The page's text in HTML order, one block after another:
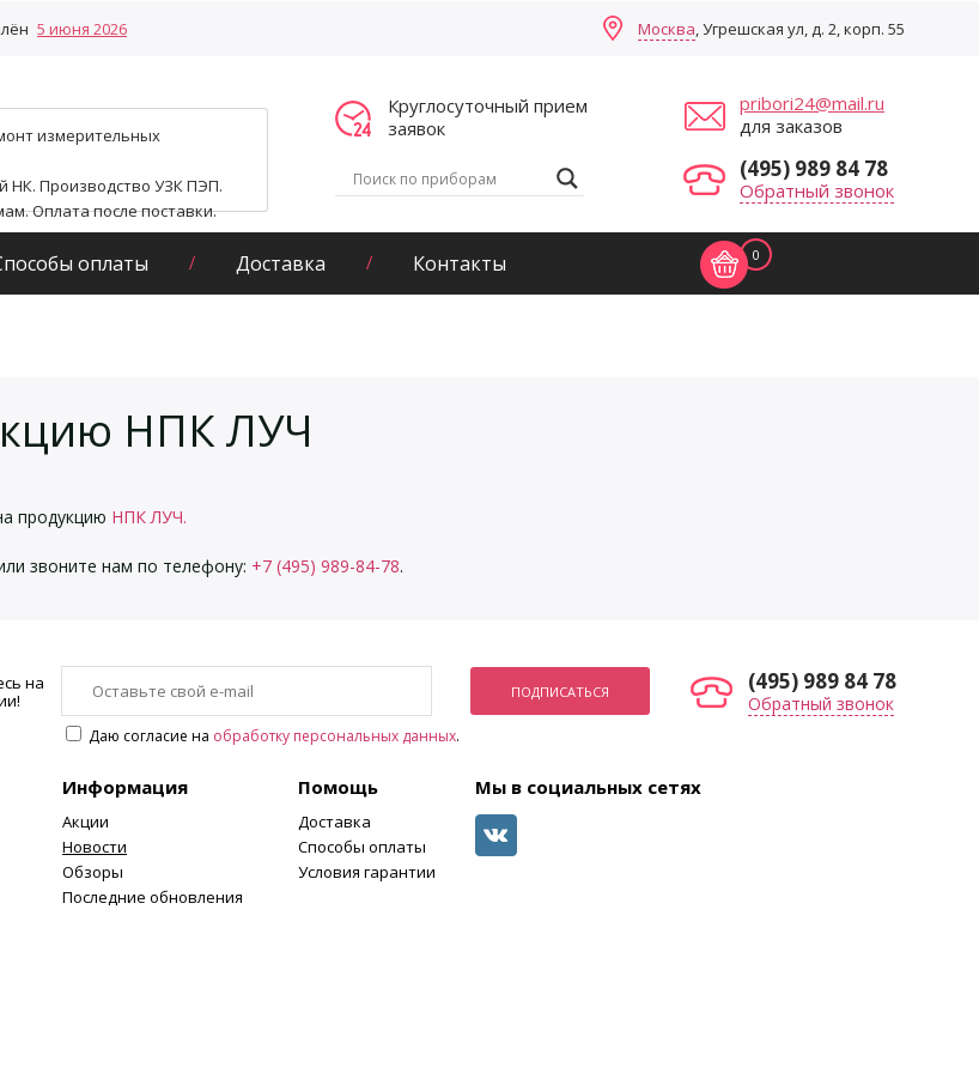
5 июня 2026 Москва, Угрешская ул, д. 2, корп. 55
измерительных
НК. Производство УЗК ПЭП.
Оплата после поставки.
Круглосуточный прием
заявок
pribori24@mail.ru
для заказов
(495) 989 84 78
Обратный звонок
оплаты Доставка Контакты 0
НПК ЛУЧ
продукцию НПК ЛУЧ.
звоните нам по телефону: +7 (495) 989-84-78.
на
Даю согласие на обработку персональных данных.
(495) 989 84 78
Обратный звонок
Информация
Акции
Новости
Обзоры
Последние обновления
Помощь
Доставка
Способы оплаты
Условия гарантии
Мы в социальных сетях